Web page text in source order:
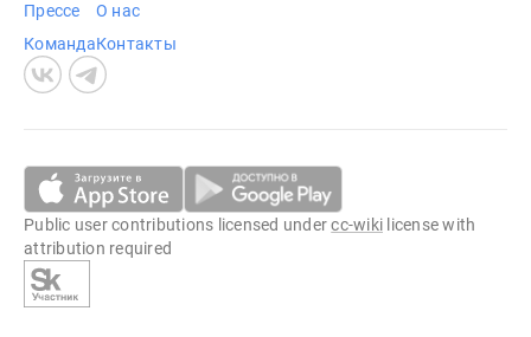
Прессе
Команда
О нас
Контакты
Public user contributions licensed undercc-wiki license with
attribution required